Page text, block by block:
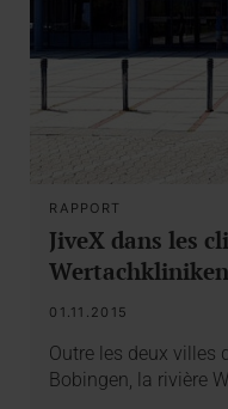
RAPPORT
JiveX dans les
01.11.2015
Outre les deux villes
Bobingen, la rivière